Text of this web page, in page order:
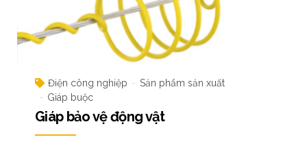
Điện công nghiệp
Sản phẩm sản xuất
Giáp buộc
Giáp bảo vệ động vật